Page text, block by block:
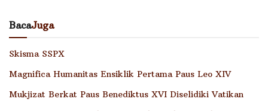
BacaJuga
Skisma SSPX
Magnifica Humanitas Ensiklik Pertama Paus Leo XIV
Mukjizat Berkat Paus Benediktus XVI Diselidiki Vatikan